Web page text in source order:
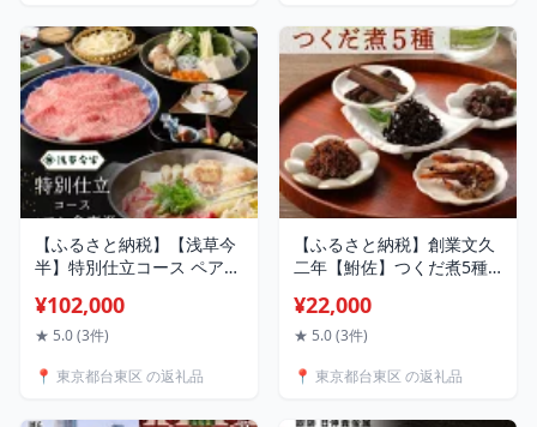
【ふるさと納税】【浅草今
半】特別仕立コース ペアお
今半 コース料理 ペア 食事
券 お食事チケット ペアチ
ケット 東京 浅草 お祝い デ
¥102,000
★ 5.0 (3件)
📍 東京都台東区 の返礼品
【ふるさと納税】創業文久
二年【鮒佐】つくだ煮5種
せ ギフト つくだ煮 ご飯の
お供 引き出物 引出物 結婚
ご挨拶 お返し 内祝い 粗供
¥22,000
★ 5.0 (3件)
📍 東京都台東区 の返礼品